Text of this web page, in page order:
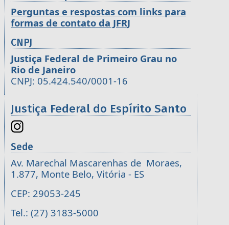
Perguntas e respostas com links para
formas de contato da JFRJ
CNPJ
Justiça Federal de Primeiro Grau no
Rio de Janeiro
CNPJ: 05.424.540/0001-16
Justiça Federal do Espírito Santo
Sede
Av. Marechal Mascarenhas de Moraes,
1.877, Monte Belo, Vitória - ES
CEP: 29053-245
Tel.: (27) 3183-5000